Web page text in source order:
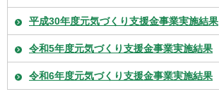
平成30年度元気づくり支援金事業実施結果
令和5年度元気づくり支援金事業実施結果
令和6年度元気づくり支援金事業実施結果